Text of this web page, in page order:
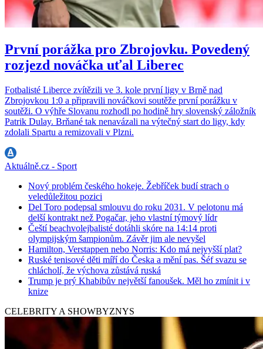
První porážka pro Zbrojovku. Povedený
rozjezd nováčka uťal Liberec
Fotbalisté Liberce zvítězili ve 3. kole první ligy v Brně nad
Zbrojovkou 1:0 a připravili nováčkovi soutěže první porážku v
soutěži. O výhře Slovanu rozhodl po hodině hry slovenský záložník
Patrik Dulay. Brňané tak nenavázali na výtečný start do ligy, kdy
zdolali Spartu a remizovali v Plzni.
Aktuálně.cz - Sport
Nový problém českého hokeje. Žebříček budí strach o
veledůležitou pozici
Del Toro podepsal smlouvu do roku 2031. V pelotonu má
delší kontrakt než Pogačar, jeho vlastní týmový lídr
Čeští beachvolejbalisté dotáhli skóre na 14:14 proti
olympijským šampionům. Závěr jim ale nevyšel
Hamilton, Verstappen nebo Norris: Kdo má nejvyšší plat?
Ruské tenisové děti míří do Česka a mění pas. Šéf svazu se
chlácholí, že výchova zůstává ruská
Trump je prý Khabibův největší fanoušek. Měl ho zmínit i v
knize
CELEBRITY A SHOWBYZNYS